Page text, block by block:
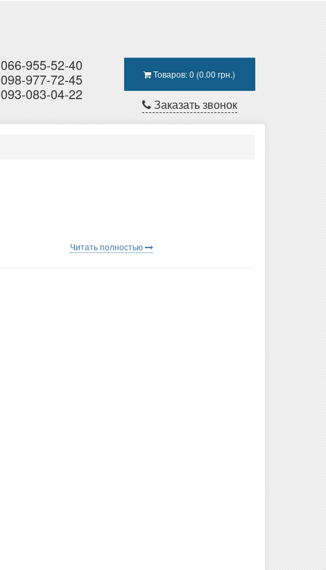
066-955-52-40
098-977-72-45
093-083-04-22
Товаров: 0 (0.00 грн.)
Заказать звонок
Читать полностью